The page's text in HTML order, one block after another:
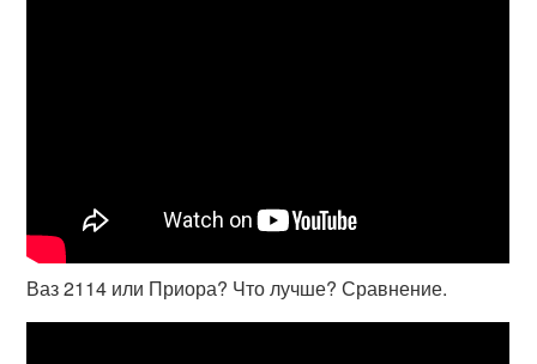
Ваз 2114 или Приора? Что лучше? Сравнение.